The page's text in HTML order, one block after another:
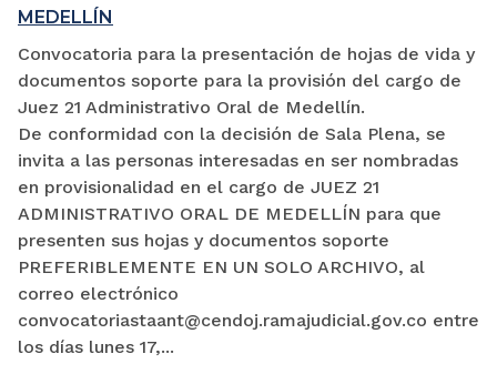
MEDELLÍN
Convocatoria para la presentación de hojas de vida y
documentos soporte para la provisión del cargo de
Juez 21 Administrativo Oral de Medellín.
De conformidad con la decisión de Sala Plena, se
invita a las personas interesadas en ser nombradas
en provisionalidad en el cargo de JUEZ 21
ADMINISTRATIVO ORAL DE MEDELLÍN para que
presenten sus hojas y documentos soporte
PREFERIBLEMENTE EN UN SOLO ARCHIVO, al
correo electrónico
convocatoriastaant@cendoj.ramajudicial.gov.co entre
los días lunes 17,...